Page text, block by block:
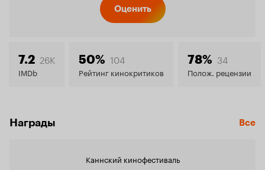
7.1
Оценить
7.2 26K
IMDb
50% 104
Рейтинг кинокритиков
78% 34
Полож. рецензии
Награды Все
Каннский кинофестиваль